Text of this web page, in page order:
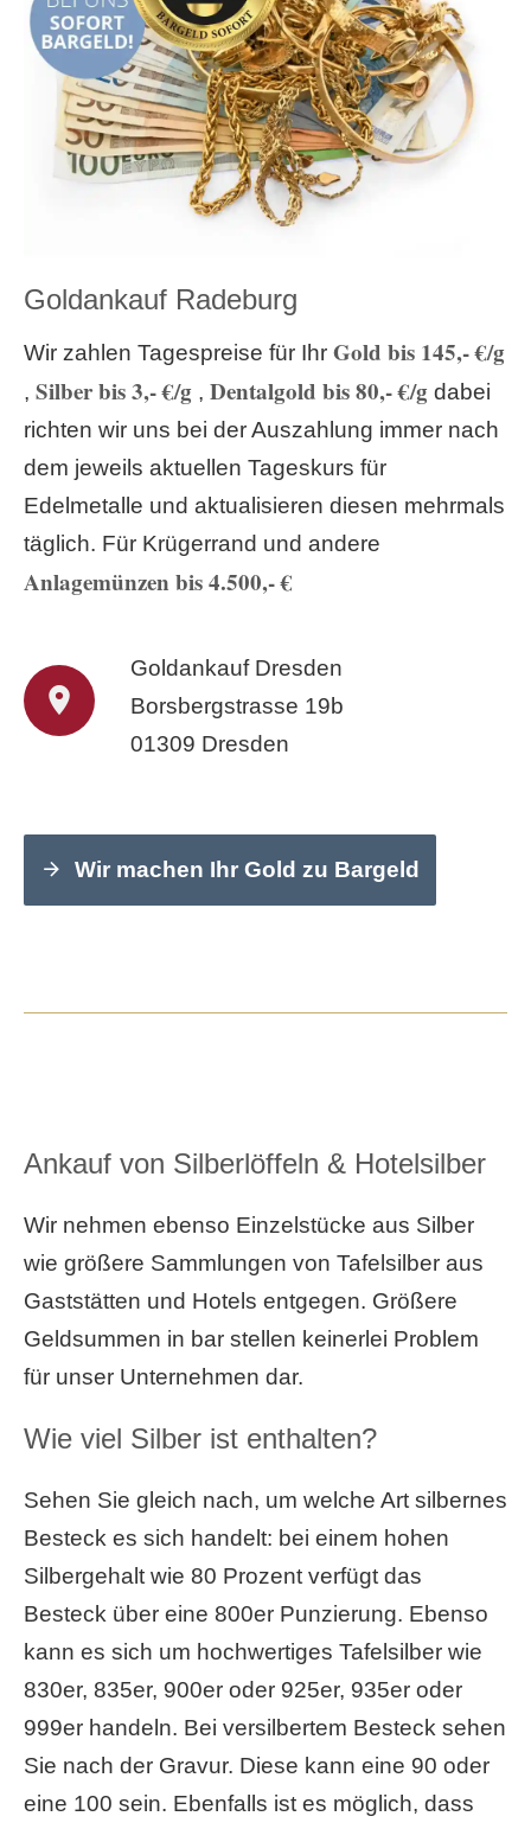
Goldankauf Radeburg
Wir zahlen Tagespreise für Ihr Gold bis 145,- €/g
, Silber bis 3,- €/g, Dentalgold bis 80,- €/gdabei
richten wir uns bei der Auszahlung immer nach
dem jeweils aktuellen Tageskurs für
Edelmetalle und aktualisieren diesen mehrmals
täglich. Für Krügerrand und andere
Anlagemünzen bis 4.500,- €
Goldankauf Dresden
Borsbergstrasse 19b
01309 Dresden
Wir machen Ihr Gold zu Bargeld
Ankauf von Silberlöffeln & Hotelsilber
Wir nehmen ebenso Einzelstücke aus Silber
wie größere Sammlungen von Tafelsilber aus
Gaststätten und Hotels entgegen. Größere
Geldsummen in bar stellen keinerlei Problem
für unser Unternehmen dar.
Wie viel Silber ist enthalten?
Sehen Sie gleich nach, um welche Art silbernes
Besteck es sich handelt: bei einem hohen
Silbergehalt wie 80 Prozent verfügt das
Besteck über eine 800er Punzierung. Ebenso
kann es sich um hochwertiges Tafelsilber wie
830er, 835er, 900er oder 925er, 935er oder
999er handeln. Bei versilbertem Besteck sehen
Sie nach der Gravur. Diese kann eine 90 oder
eine 100 sein. Ebenfalls ist es möglich, dass